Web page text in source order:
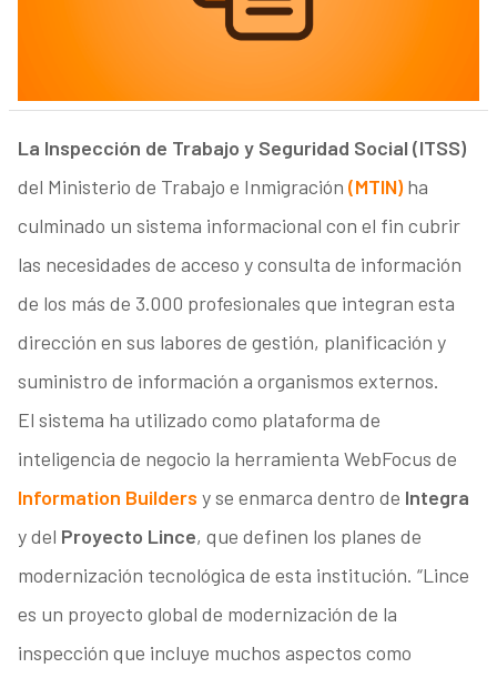
La Inspección de Trabajo y Seguridad Social (ITSS)
del Ministerio de Trabajo e Inmigración (MTIN) ha
culminado un sistema informacional con el fin cubrir
las necesidades de acceso y consulta de información
de los más de 3.000 profesionales que integran esta
dirección en sus labores de gestión, planificación y
suministro de información a organismos externos.
El sistema ha utilizado como plataforma de
inteligencia de negocio la herramienta WebFocus de
Information Builders y se enmarca dentro de Integra
y del Proyecto Lince, que definen los planes de
modernización tecnológica de esta institución. “Lince
es un proyecto global de modernización de la
inspección que incluye muchos aspectos como